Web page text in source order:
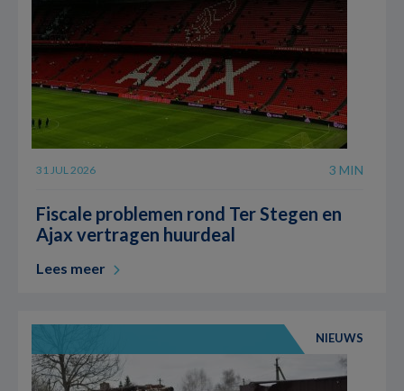
31 JUL 2026 3 MIN
Fiscale problemen rond Ter Stegen en
Ajax vertragen huurdeal
Lees meer
NIEUWS